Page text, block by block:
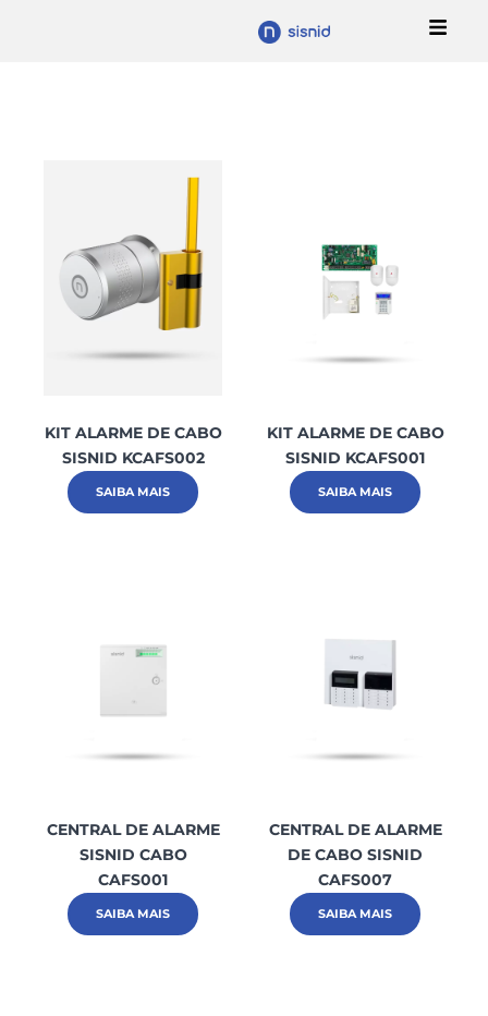
KIT ALARME DE CABO
SISNID KCAFS002
SAIBA MAIS
KIT ALARME DE CABO
SISNID KCAFS001
SAIBA MAIS
CENTRAL DE ALARME
SISNID CABO
CAFS001
SAIBA MAIS
CENTRAL DE ALARME
DE CABO SISNID
CAFS007
SAIBA MAIS